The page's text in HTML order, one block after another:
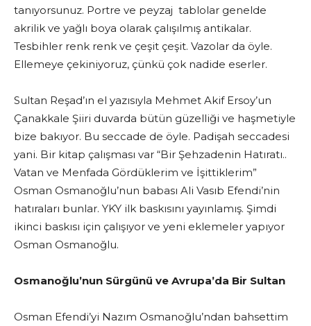
tanıyorsunuz. Portre ve peyzaj tablolar genelde
akrilik ve yağlı boya olarak çalışılmış antikalar.
Tesbihler renk renk ve çeşit çeşit. Vazolar da öyle.
Ellemeye çekiniyoruz, çünkü çok nadide eserler.
Sultan Reşad’ın el yazısıyla Mehmet Akif Ersoy’un
Çanakkale Şiiri duvarda bütün güzelliği ve haşmetiyle
bize bakıyor. Bu seccade de öyle. Padişah seccadesi
yani. Bir kitap çalışması var “Bir Şehzadenin Hatıratı..
Vatan ve Menfada Gördüklerim ve İşittiklerim”
Osman Osmanoğlu’nun babası Ali Vasıb Efendi’nin
hatıraları bunlar. YKY ilk baskısını yayınlamış. Şimdi
ikinci baskısı için çalışıyor ve yeni eklemeler yapıyor
Osman Osmanoğlu.
Osmanoğlu’nun Sürgünü ve Avrupa’da Bir Sultan
Osman Efendi’yi Nazım Osmanoğlu’ndan bahsettim